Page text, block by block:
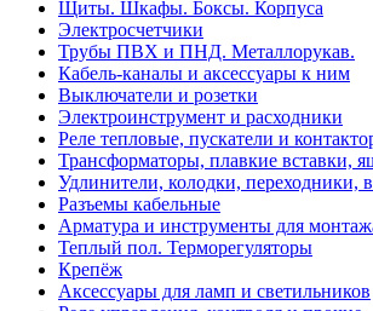
Щиты. Шкафы. Боксы. Корпуса
Электросчетчики
Трубы ПВХ и ПНД. Металлорукав.
Кабель-каналы и аксессуары к ним
Выключатели и розетки
Электроинструмент и расходники
Реле тепловые, пускатели и
Трансформаторы, плавкие вставки,
Удлинители, колодки, переходники,
Разъемы кабельные
Арматура и инструменты для
Теплый пол. Терморегуляторы
Крепёж
Аксессуары для ламп и светильников